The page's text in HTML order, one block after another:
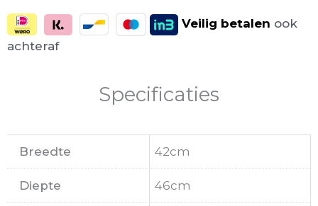
Veilig betalen ook
achteraf
Specificaties
Breedte 42cm
Diepte 46cm